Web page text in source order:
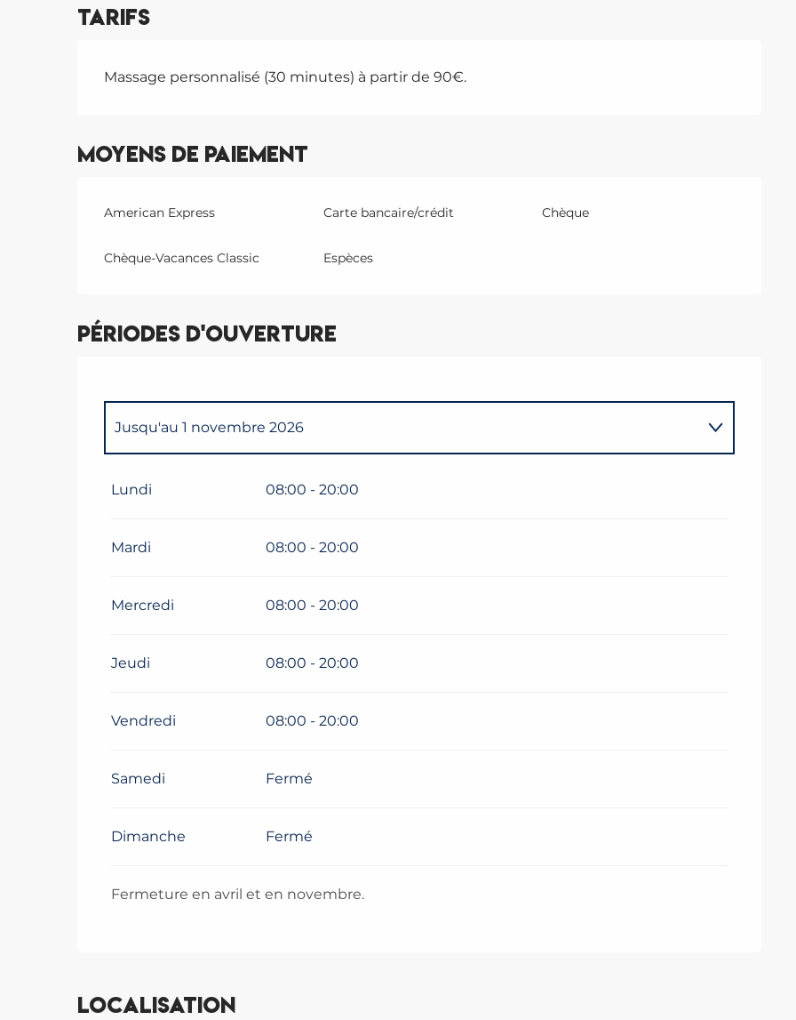
Tarifs
Massage personnalisé (30 minutes) à partir de 90€.
Moyens de paiement
American Express Carte bancaire/crédit Chèque
Chèque-Vacances Classic Espèces
Périodes d'ouverture
Jusqu'au 1 novembre 2026
Lundi 08:00 - 20:00
Mardi 08:00 - 20:00
Mercredi 08:00 - 20:00
Jeudi 08:00 - 20:00
Vendredi 08:00 - 20:00
Samedi Fermé
Dimanche Fermé
Fermeture en avril et en novembre.
Localisation